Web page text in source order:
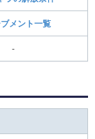
メント一覧
-